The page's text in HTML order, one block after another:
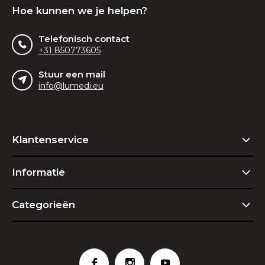
Hoe kunnen we je helpen?
Telefonisch contact
+31 850773605
Stuur een mail
info@lumedi.eu
Klantenservice
Informatie
Categorieën